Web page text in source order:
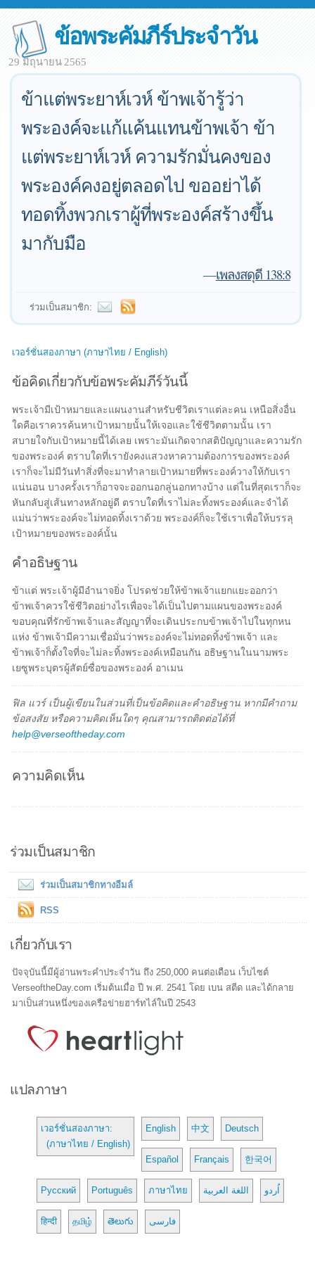
ข้อพระคัมภีร์ประจำวัน
29 มิถุนายน 2565
ข้าแต่พระยาห์เวห์ ข้าพเจ้ารู้ว่า
พระองค์จะแก้แค้นแทนข้าพเจ้า ข้า
แต่พระยาห์เวห์ ความรักมั่นคงของ
พระองค์คงอยู่ตลอดไป ขออย่าได้
ทอดทิ้งพวกเราผู้ที่พระองค์สร้างขึ้น
มากับมือ
—เพลงสดุดี 138:8
ร่วมเป็นสมาชิก:
เวอร์ชั่นสองภาษา (ภาษาไทย / English)
ข้อคิดเกี่ยวกับข้อพระคัมภีร์วันนี้
พระเจ้ามีเป้าหมายและแผนงานสำหรับชีวิตเราแต่ละคน เหนือสิ่งอื่น
ใดคือเราควรค้นหาเป้าหมายนั้นให้เจอและใช้ชีวิตตามนั้น เรา
สบายใจกับเป้าหมายนี้ได้เลย เพราะมันเกิดจากสติปัญญาและความรัก
ของพระองค์ ตราบใดที่เรายังคงแสวงหาความต้องการของพระองค์
เราก็จะไม่มีวันทำสิ่งที่จะมาทำลายเป้าหมายที่พระองค์วางให้กับเรา
แน่นอน บางครั้งเราก็อาจจะออกนอกลู่นอกทางบ้าง แต่ในที่สุดเราก็จะ
หันกลับสู่เส้นทางหลักอยู่ดี ตราบใดที่เราไม่ละทิ้งพระองค์และจำได้
แม่นว่าพระองค์จะไม่ทอดทิ้งเราด้วย พระองค์ก็จะใช้เราเพื่อให้บรรลุ
เป้าหมายของพระองค์นั้น
คำอธิษฐาน
ข้าแต่ พระเจ้าผู้มีอำนาจยิ่ง โปรดช่วยให้ข้าพเจ้าแยกแยะออกว่า
ข้าพเจ้าควรใช้ชีวิตอย่างไรเพื่อจะได้เป็นไปตามแผนของพระองค์
ขอบคุณที่รักข้าพเจ้าและสัญญาที่จะเดินประกบข้าพเจ้าไปในทุกหน
แห่ง ข้าพเจ้ามีความเชื่อมั่นว่าพระองค์จะไม่ทอดทิ้งข้าพเจ้า และ
ข้าพเจ้าก็ตั้งใจที่จะไม่ละทิ้งพระองค์เหมือนกัน อธิษฐานในนามพระ
เยซูพระบุตรผู้สัตย์ซื่อของพระองค์ อาเมน
ฟิล แวร์ เป็นผู้เขียนในส่วนที่เป็นข้อคิดและคำอธิษฐาน หากมีคำถาม
ข้อสงสัย หรือความคิดเห็นใดๆ คุณสามารถติดต่อได้ที่
help@verseoftheday.com
ความคิดเห็น
ร่วมเป็นสมาชิก
ร่วมเป็นสมาชิกทางอีมล์
RSS
เกี่ยวกับเรา
ปัจจุบันนี้มีผู้อ่านพระคำประจำวัน ถึง 250,000 คนต่อเดือน เว็บไซต์
VerseoftheDay.com เริ่มต้นเมื่อ ปี พ.ศ. 2541 โดย เบน สตีด และได้กลาย
มาเป็นส่วนหนึ่งของเครือข่ายฮาร์ทไล์ในปี 2543
แปลภาษา
เวอร์ชั่นสองภาษา:
(ภาษาไทย / English)
English 中文 Deutsch
Español Français 한국어
Русский Português ภาษาไทย اللغة العربية اُردو
हिन्दी தமிழ் తెలుగు فارسی